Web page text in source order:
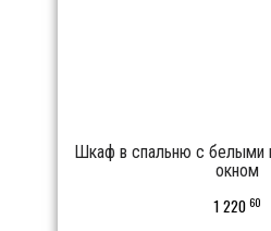
Шкаф в спальню с белыми
окном
1 220 60